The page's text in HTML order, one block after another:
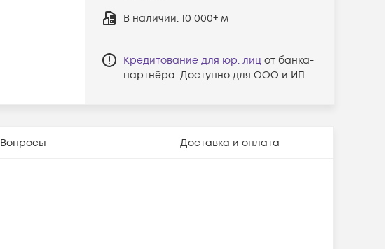
В наличии: 10 000+ м
Кредитование для юр. лиц от банка-
партнёра. Доступно для ООО и ИП
Вопросы Доставка и оплата